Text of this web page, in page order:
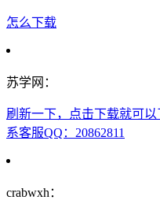
怎么下载
苏学网：
刷新一下，点击下载就可
系客服QQ：20862811
crabwxh：